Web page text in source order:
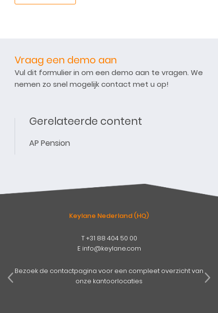
Vraag een demo aan
Vul dit formulier in om een demo aan te vragen. We
nemen zo snel mogelijk contact met u op!
Gerelateerde content
AP Pension
Keylane Nederland (HQ)
T+31 88 404 50 00
E info@keylane.com
Bezoek de contactpagina voor een compleet overzicht van
onze kantoorlocaties